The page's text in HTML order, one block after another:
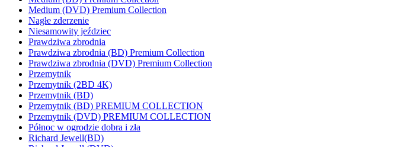
Medium (DVD) Premium Collection
Nagłe zderzenie
Niesamowity jeździec
Prawdziwa zbrodnia
Prawdziwa zbrodnia (BD) Premium Collection
Prawdziwa zbrodnia (DVD) Premium Collection
Przemytnik
Przemytnik (2BD 4K)
Przemytnik (BD)
Przemytnik (BD) PREMIUM COLLECTION
Przemytnik (DVD) PREMIUM COLLECTION
Północ w ogrodzie dobra i zła
Richard Jewell(BD)